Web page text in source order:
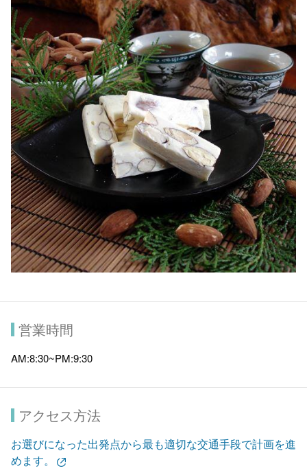
営業時間
AM:8:30~PM:9:30
アクセス方法
お選びになった出発点から最も適切な交通手段で計画を進
めます。